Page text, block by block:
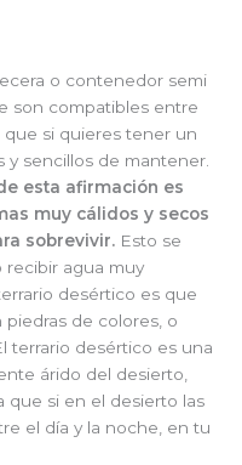
o contenedor semi
son compatibles entre
que si quieres tener un
y sencillos de mantener.
esta afirmación es
muy cálidos y secos
sobrevivir. Esto se
recibir agua muy
desértico es que
de colores, o
terrario desértico es una
árido del desierto,
si en el desierto las
el día y la noche, en tu